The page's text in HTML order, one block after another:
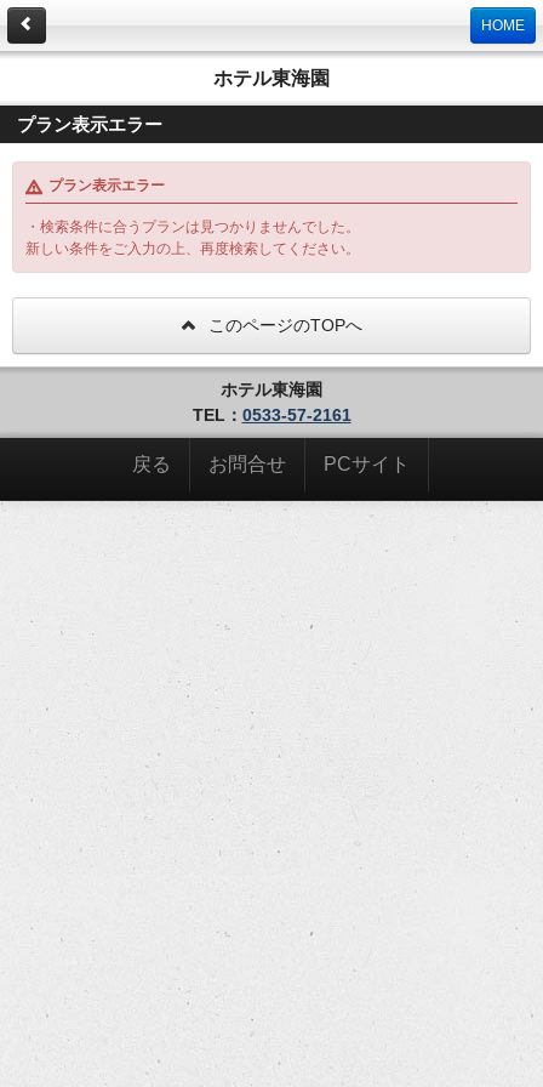
HOME
ホテル東海園
プラン表示エラー
プラン表示エラー
・検索条件に合うプランは見つかりませんでした。
新しい条件をご入力の上、再度検索してください。
このページのTOPへ
ホテル東海園
TEL： 0533-57-2161
戻る お問合せ PCサイト